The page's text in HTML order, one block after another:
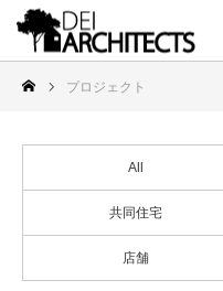
プロジェクト
All
共同住宅
店舗